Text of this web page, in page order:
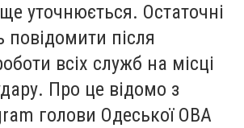
уточнюється. Остаточні
повідомити після
всіх служб на місці
Про це відомо з
голови Одеської ОВА